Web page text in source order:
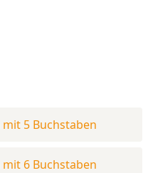
mit 5 Buchstaben
mit 6 Buchstaben